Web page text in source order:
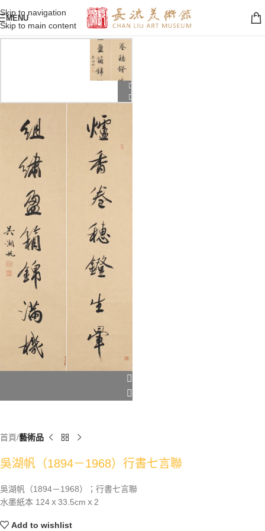
Skip to navigation
Skip to main content
MENU
首頁 藝術品
吳湖帆（1894－1968）行書七言聯
吳湖帆（1894－1968）；行書七言聯
水墨紙本 124ｘ33.5cmｘ2
Add to wishlist